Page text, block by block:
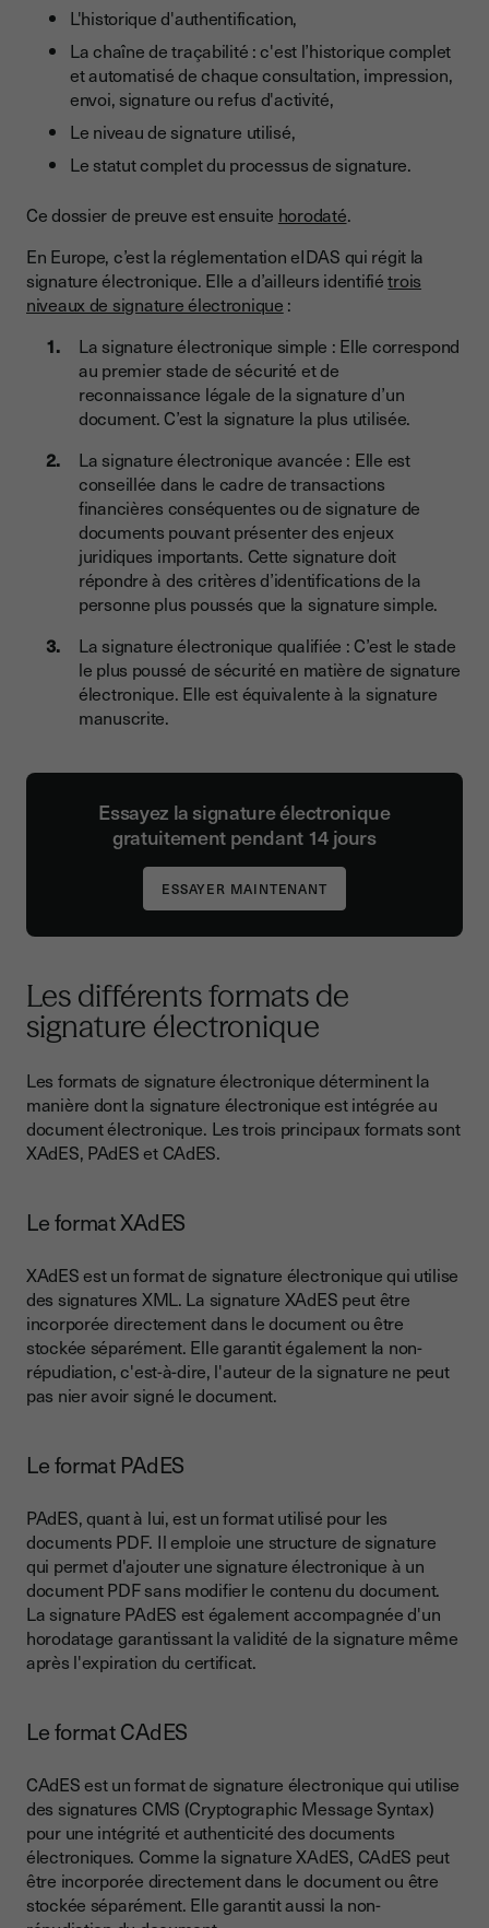
L'historique d'authentification,
La chaîne de traçabilité : c'est l’historique complet
et automatisé de chaque consultation, impression,
envoi, signature ou refus d'activité,
Le niveau de signature utilisé,
Le statut complet du processus de signature.
Ce dossier de preuve est ensuite horodaté.
En Europe, c’est la réglementation eIDAS qui régit la
signature électronique. Elle a d’ailleurs identifiétrois
niveaux de signature électronique :
La signature électronique simple : Elle correspond
au premier stade de sécurité et de
reconnaissance légale de la signature d’un
document. C’est la signature la plus utilisée.
La signature électronique avancée : Elle est
conseillée dans le cadre de transactions
financières conséquentes ou de signature de
documents pouvant présenter des enjeux
juridiques importants. Cette signature doit
répondre à des critères d’identifications de la
personne plus poussés que la signature simple.
La signature électronique qualifiée : C’est le stade
le plus poussé de sécurité en matière de signature
électronique. Elle est équivalente à la signature
manuscrite.
Essayez la signature électronique
gratuitement pendant 14 jours
Les différents formats de
signature électronique
Les formats de signature électronique déterminent la
manière dont la signature électronique est intégrée au
document électronique. Les trois principaux formats sont
XAdES, PAdES et CAdES.
Le format XAdES
XAdES est un format de signature électronique qui utilise
des signatures XML. La signature XAdES peut être
incorporée directement dans le document ou être
stockée séparément. Elle garantit également la non-
répudiation, c'est-à-dire, l'auteur de la signature ne peut
pas nier avoir signé le document.
Le format PAdES
PAdES, quant à lui, est un format utilisé pour les
documents PDF. Il emploie une structure de signature
qui permet d'ajouter une signature électronique à un
document PDF sans modifier le contenu du document.
La signature PAdES est également accompagnée d'un
horodatage garantissant la validité de la signature même
après l'expiration du certificat.
Le format CAdES
CAdES est un format de signature électronique qui utilise
des signatures CMS (Cryptographic Message Syntax)
pour une intégrité et authenticité des documents
électroniques. Comme la signature XAdES, CAdES peut
être incorporée directement dans le document ou être
stockée séparément. Elle garantit aussi la non-